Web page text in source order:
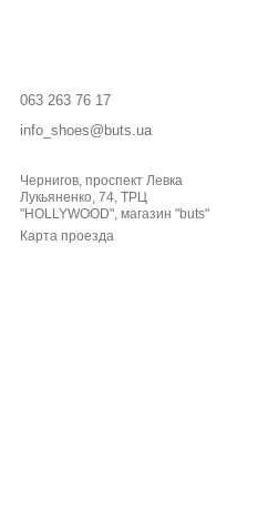
063 263 76 17
info_shoes@buts.ua
Чернигов, проспект Левка
Лукьяненко, 74, ТРЦ
"HOLLYWOOD", магазин "buts"
Карта проезда